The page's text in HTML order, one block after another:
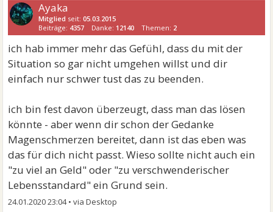
Ayaka
Mitglied seit:05.03.2015
Beiträge: 4357 Danke: 12140 Themen: 2
ich hab immer mehr das Gefühl, dass du mit der
Situation so gar nicht umgehen willst und dir
einfach nur schwer tust das zu beenden.
ich bin fest davon überzeugt, dass man das lösen
könnte - aber wenn dir schon der Gedanke
Magenschmerzen bereitet, dann ist das eben was
das für dich nicht passt. Wieso sollte nicht auch ein
"zu viel an Geld" oder "zu verschwenderischer
Lebensstandard" ein Grund sein.
24.01.2020 23:04•